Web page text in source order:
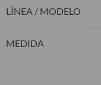
LÍNEA / MODELO
MEDIDA